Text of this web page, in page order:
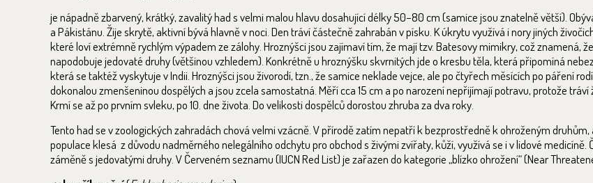
je nápadně zbarvený, krátký, zavalitý had s velmi malou hlavu dosahující délky 50–80 cm (samice jsou znatelně větší).
a Pákistánu. Žije skrytě, aktivní bývá hlavně v noci. Den tráví částečně zahrabán v písku. K úkrytu využívá i nory jiných
které loví extrémně rychlým výpadem ze zálohy. Hroznýšci jsou zajímaví tím, že mají tzv. Batesovy mimikry, což znamená,
napodobuje jedovaté druhy (většinou vzhledem). Konkrétně u hroznýšku skvrnitých jde o kresbu těla, která připomíná
která se taktéž vyskytuje v Indii. Hroznýšci jsou živorodí, tzn., že samice neklade vejce, ale po čtyřech měsících po páření
dokonalou zmenšeninou dospělých a jsou zcela samostatná. Měří cca 15 cm a po narození nepřijímají potravu, protože tráví
Krmí se až po prvním svleku, po 10. dne života. Do velikosti dospělců dorostou zhruba za dva roky.
Tento had se v zoologických zahradách chová velmi vzácně. V přírodě zatím nepatří k bezprostředně k ohroženým
populace klesá z důvodu nadměrného nelegálního odchytu pro obchod s živými zvířaty, kůží, využívá se i v lidové medicíně.
záměně s jedovatými druhy. V Červeném seznamu (IUCN Red List) je zařazen do kategorie „blízko ohrožení“ (Near